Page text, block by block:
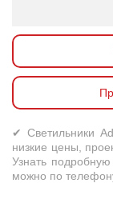
✔ Светильники
низкие цены,
Узнать
можно по